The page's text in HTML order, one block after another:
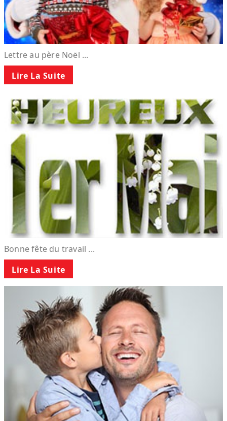
Lettre au père Noël ...
Lire La Suite
Bonne fête du travail ...
Lire La Suite